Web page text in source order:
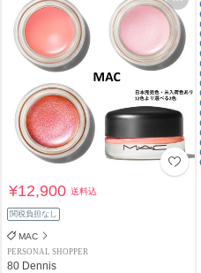
¥12,900送料込
関税負担なし
MAC
PERSONAL SHOPPER
80 Dennis